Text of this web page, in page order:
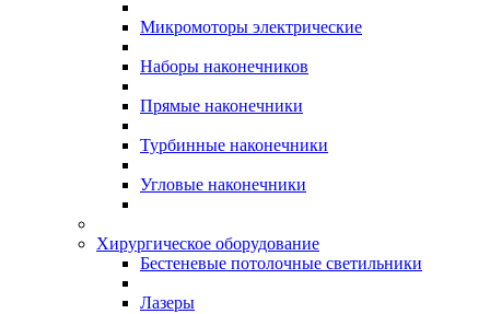
Микромоторы электрические
Наборы наконечников
Прямые наконечники
Турбинные наконечники
Угловые наконечники
Хирургическое оборудование
Бестеневые потолочные светильники
Лазеры